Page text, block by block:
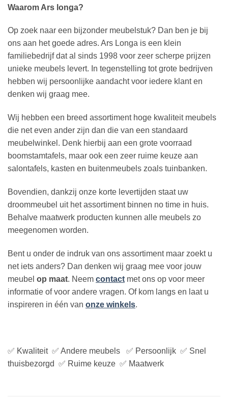
Waarom Ars longa?
Op zoek naar een bijzonder meubelstuk? Dan ben je bij
ons aan het goede adres. Ars Longa is een klein
familiebedrijf dat al sinds 1998 voor zeer scherpe prijzen
unieke meubels levert. In tegenstelling tot grote bedrijven
hebben wij persoonlijke aandacht voor iedere klant en
denken wij graag mee.
Wij hebben een breed assortiment hoge kwaliteit meubels
die net even ander zijn dan die van een standaard
meubelwinkel. Denk hierbij aan een grote voorraad
boomstamtafels, maar ook een zeer ruime keuze aan
salontafels, kasten en buitenmeubels zoals tuinbanken.
Bovendien, dankzij onze korte levertijden staat uw
droommeubel uit het assortiment binnen no time in huis.
Behalve maatwerk producten kunnen alle meubels zo
meegenomen worden.
Bent u onder de indruk van ons assortiment maar zoekt u
net iets anders? Dan denken wij graag mee voor jouw
meubel op maat. Neem contact met ons op voor meer
informatie of voor andere vragen. Of kom langs en laat u
inspireren in één van onze winkels.
✅ Kwaliteit ✅ Andere meubels ✅ Persoonlijk ✅ Snel
thuisbezorgd ✅ Ruime keuze ✅ Maatwerk